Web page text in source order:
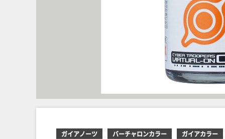
ガイアノーツ バーチャロンカラー ガイアカラー